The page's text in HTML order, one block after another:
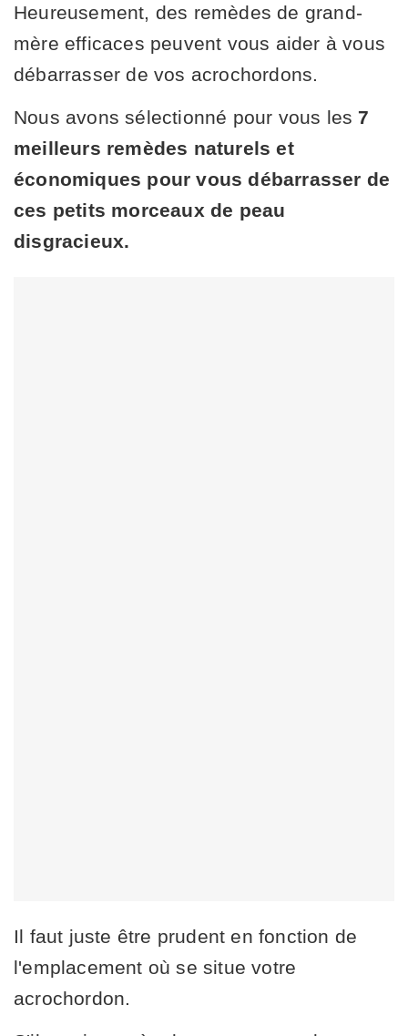
Heureusement, des remèdes de grand-
mère efficaces peuvent vous aider à vous
débarrasser de vos acrochordons.
Nous avons sélectionné pour vous les 7
meilleurs remèdes naturels et
économiques pour vous débarrasser de
ces petits morceaux de peau
disgracieux.
Il faut juste être prudent en fonction de
l'emplacement où se situe votre
acrochordon.